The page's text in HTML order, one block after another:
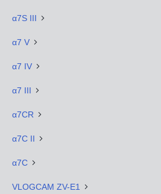
α7S III
α7 V
α7 IV
α7 III
α7CR
α7C II
α7C
VLOGCAM ZV-E1